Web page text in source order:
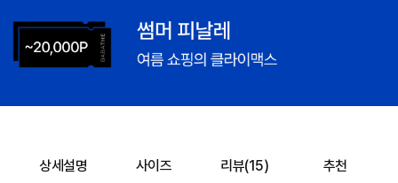
상세설명 사이즈 리뷰(15) 추천